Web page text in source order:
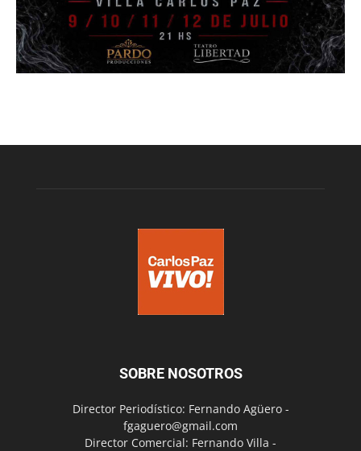
SOBRE NOSOTROS
Director Periodístico: Fernando Agüero -
fgaguero@gmail.com
Director Comercial: Fernando Villa -